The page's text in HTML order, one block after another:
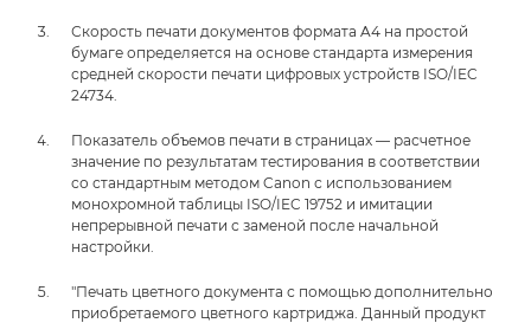
Скорость печати документов формата A4 на простой
бумаге определяется на основе стандарта измерения
средней скорости печати цифровых устройств ISO/IEC
24734.
Показатель объемов печати в страницах — расчетное
значение по результатам тестирования в соответствии
со стандартным методом Canon с использованием
монохромной таблицы ISO/IEC 19752 и имитации
непрерывной печати с заменой после начальной
настройки.
"Печать цветного документа с помощью дополнительно
приобретаемого цветного картриджа. Данный продукт